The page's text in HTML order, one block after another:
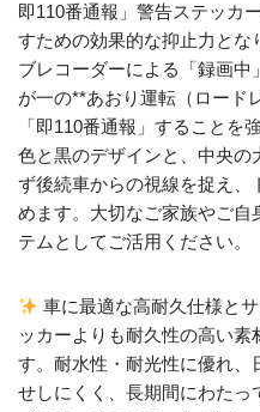
即110番通報」警告ステッカ
すための効果的な抑止力とな
ブレコーダーによる「録画
が一の**あおり運転（ロード
「即110番通報」することを
色と黒のデザインと、中央の
ず後続車からの視線を捉え、
めます。大切なご家族やご自
テムとしてご活用ください。
車に最適な高耐久仕様と
ッカーよりも耐久性の高い
す。耐水性・耐光性に優れ、
せしにくく、長期間にわたっ